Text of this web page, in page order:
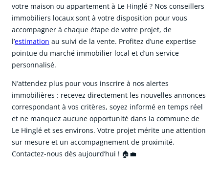
votre maison ou appartement à Le Hinglé ? Nos conseillers
immobiliers locaux sont à votre disposition pour vous
accompagner à chaque étape de votre projet, de
l’estimation au suivi de la vente. Profitez d’une expertise
pointue du marché immobilier local et d’un service
personnalisé.
N’attendez plus pour vous inscrire à nos alertes
immobilières : recevez directement les nouvelles annonces
correspondant à vos critères, soyez informé en temps réel
et ne manquez aucune opportunité dans la commune de
Le Hinglé et ses environs. Votre projet mérite une attention
sur mesure et un accompagnement de proximité.
Contactez-nous dès aujourd’hui ! 🏠💼